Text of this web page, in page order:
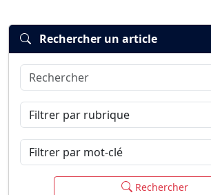
Connexion
Rechercher un article
Rechercher
Filtrer par rubrique
Filtrer par mot-clé
Rechercher